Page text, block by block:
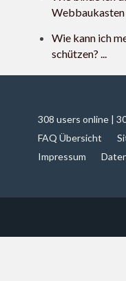
Webbaukasten
Wie kann ich
schützen? ...
308 users online |
FAQ Übersicht
Impressum